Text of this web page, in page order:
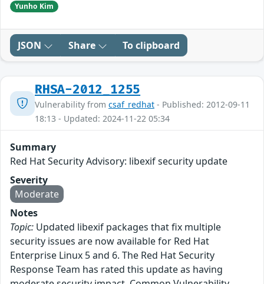
Yunho Kim
JSON Share To clipboard
RHSA-2012_1255
Vulnerability from csaf_redhat - Published: 2012-09-11
18:13 - Updated: 2024-11-22 05:34
Summary
Red Hat Security Advisory: libexif security update
Severity
Moderate
Notes
Topic: Updated libexif packages that fix multiple
security issues are now available for Red Hat
Enterprise Linux 5 and 6. The Red Hat Security
Response Team has rated this update as having